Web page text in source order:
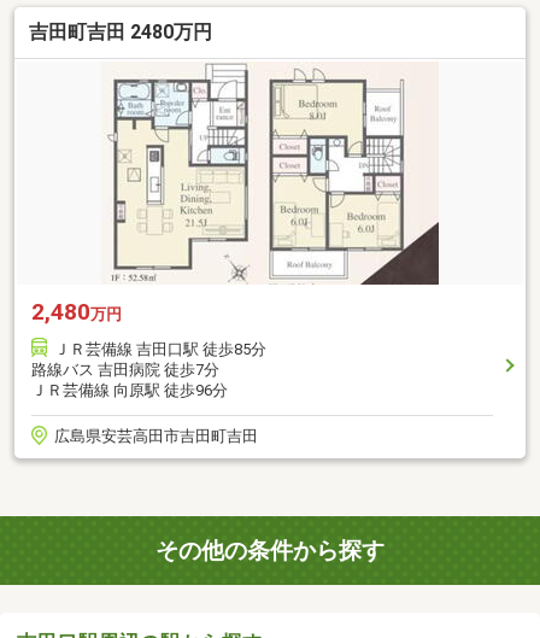
吉田町吉田 2480万円
2,480万円
ＪＲ芸備線 吉田口駅 徒歩85分
路線バス 吉田病院 徒歩7分
ＪＲ芸備線 向原駅 徒歩96分
広島県安芸高田市吉田町吉田
その他の条件から探す